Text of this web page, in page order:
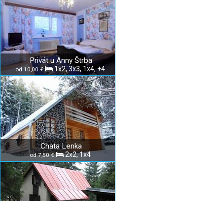
Privát u Anny Štrba
od 10,00 € 1x2, 3x3, 1x4, +4
Chata Lenka
od 7,50 € 2x2, 1x4